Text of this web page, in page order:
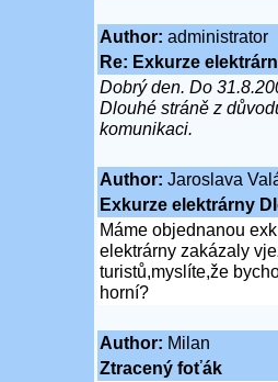
Author: administrator
Re: Exkurze
Dobrý den. Do
Dlouhé stráně z
komunikaci.
Author: Jaroslava
Exkurze elektrárny
Máme objednanou
elektrárny zakázaly
turistů,myslíte,že
horní?
Author: Milan
Ztracený foťák